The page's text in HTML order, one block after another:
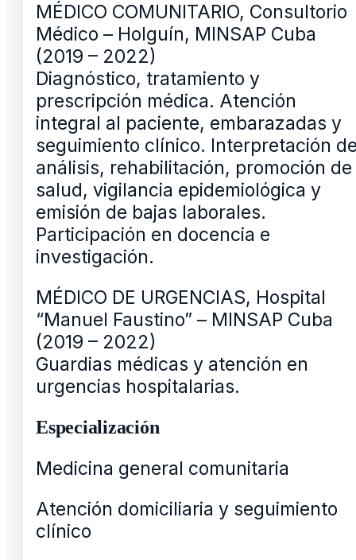
MÉDICO COMUNITARIO, Consultorio
Médico – Holguín, MINSAP Cuba
(2019 – 2022)
Diagnóstico, tratamiento y
prescripción médica. Atención
integral al paciente, embarazadas y
seguimiento clínico. Interpretación
análisis, rehabilitación, promoción de
salud, vigilancia epidemiológica y
emisión de bajas laborales.
Participación en docencia e
investigación.
MÉDICO DE URGENCIAS, Hospital
“Manuel Faustino” – MINSAP Cuba
(2019 – 2022)
Guardias médicas y atención en
urgencias hospitalarias.
Especialización
Medicina general comunitaria
Atención domiciliaria y seguimiento
clínico